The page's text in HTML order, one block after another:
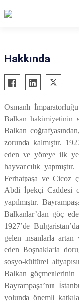
Adalar
Avcılar
Bağcılar
Bahçelievler
Bakırköy
Bayrampaşa
Beşiktaş
Beykoz
Beyoğlu
Büyükçekmece
Çatalca
Esenler
Eyüpsultan
Hakkında
Osmanlı
Balkan hakimiyetinin
Balkan
zorunda kalmıştır.
eden ve yöreye ilk
hayvancılık
Ferhatpaşa ve Cicoz
Abdi İpekçi Caddesi
yapılmıştır.
Balkanlar’dan göç
1927’de
gelen insanlarla artan
eden Boşnaklarla
sosyo-kültürel
Balkan göçmenlerinin
Bayrampaşa’nın
yolunda önemli